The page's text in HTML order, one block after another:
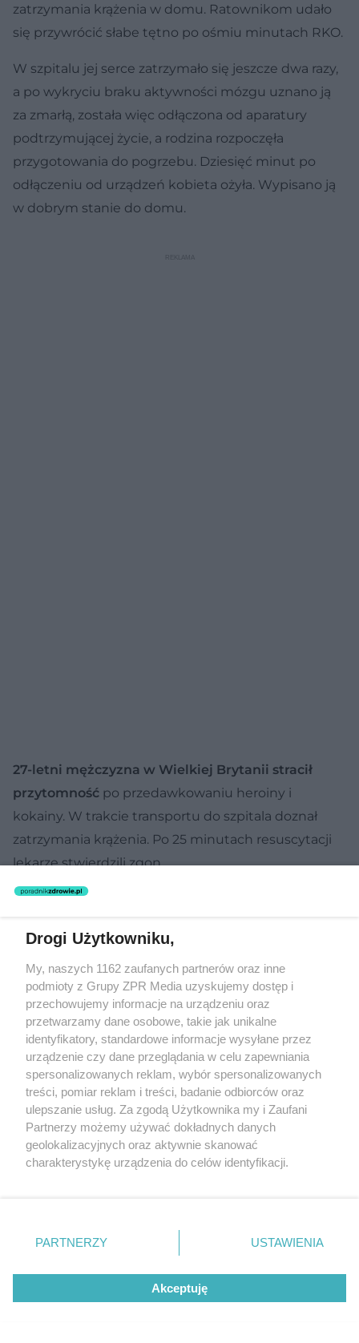
zatrzymania krążenia w domu. Ratownikom udało
się przywrócić słabe tętno po ośmiu minutach RKO.
W szpitalu jej serce zatrzymało się jeszcze dwa razy,
a po wykryciu braku aktywności mózgu uznano ją
za zmarłą, została więc odłączona od aparatury
podtrzymującej życie, a rodzina rozpoczęła
przygotowania do pogrzebu. Dziesięć minut po
odłączeniu od urządzeń kobieta ożyła. Wypisano ją
w dobrym stanie do domu.
27-letni mężczyzna w Wielkiej Brytanii stracił
przytomność po przedawkowaniu heroiny i
kokainy. W trakcie transportu do szpitala doznał
zatrzymania krążenia. Po 25 minutach resuscytacji
lekarze stwierdzili zgon.
Po zakończeniu reanimacji pielęgniarka zauważyła
wznowiono. Pacjent całkowicie wyzdrowiał, ale nie
są znane jego dalsze losy i nie wiadomo, czy przestał
zażywać narkotyki.
POLECANY ARTYKUŁ:
Żałobnicy usłyszeli pukanie z trumny.
Kobieta "ożyła" tuż przed pogrzebem
Czy ludzie mogą obudzić się po
śmierci?
Dawniej częściej dochodziło do "powrotów", z uwagi
sepultura). Najistotniejsze przyczyny (z których
część nadal dotyczy krajów słabo rozwiniętych) to:
Brak pewnych metod potwierdzania zgonu
Drogi Użytkowniku,
My, naszych 1162 zaufanych partnerów oraz inne
podmioty z Grupy ZPR Media uzyskujemy dostęp i
przechowujemy informacje na urządzeniu oraz
przetwarzamy dane osobowe, takie jak unikalne
identyfikatory, standardowe informacje wysyłane przez
urządzenie czy dane przeglądania w celu zapewniania
spersonalizowanych reklam, wybór spersonalizowanych
treści, pomiar reklam i treści, badanie odbiorców oraz
ulepszanie usług. Za zgodą Użytkownika my i Zaufani
Partnerzy możemy używać dokładnych danych
geolokalizacyjnych oraz aktywnie skanować
charakterystykę urządzenia do celów identyfikacji.
zmienić/wycofać klikając przycisk ustawień prywatności
znajdujący się w lewym dolnym rogu strony
rodzaje przetwarzania danych nie wymagają zgody
użytkownika, ale masz prawo sprzeciwić się takiemu
przetwarzaniu. Preferencje będą miały zastosowanie tylko
PARTNERZY USTAWIENIA
Akceptuję